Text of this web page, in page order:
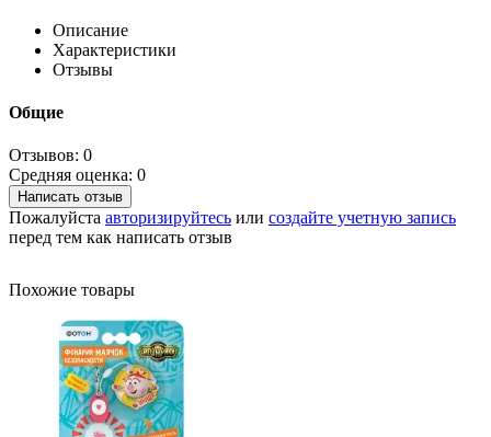
Описание
Характеристики
Отзывы
Общие
Отзывов: 0
Средняя оценка: 0
Написать отзыв
Пожалуйста авторизируйтесь или создайте учетную запись
перед тем как написать отзыв
Похожие товары